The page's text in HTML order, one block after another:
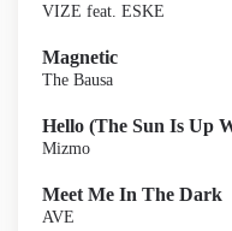
VIZE feat. ESKE
Magnetic
The Bausa
Hello (The Sun Is Up
Mizmo
Meet Me In The Dark
AVE